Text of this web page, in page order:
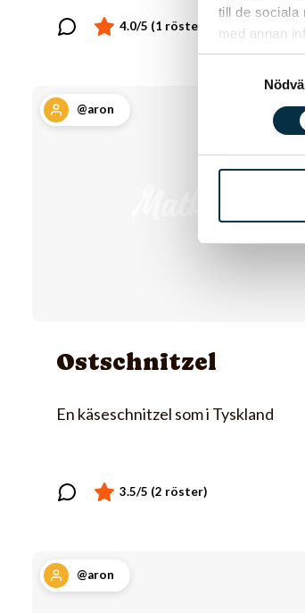
till de sociala
med annan
@aron
Ostschnitzel
En käseschnitzel som i Tyskland
@aron